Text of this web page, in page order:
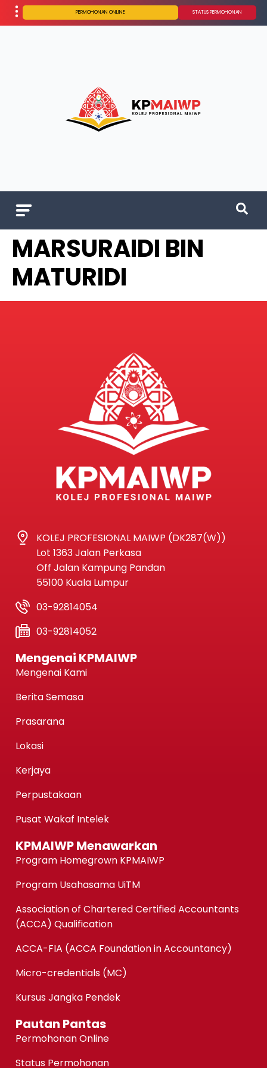
PERMOHONAN ONLINE STATUS PERMOHONAN
MARSURAIDI BIN
MATURIDI
KOLEJ PROFESIONAL MAIWP (DK287(W))
Lot 1363 Jalan Perkasa
Off Jalan Kampung Pandan
55100 Kuala Lumpur
03-92814054
03-92814052
Mengenai KPMAIWP
Mengenai Kami
Berita Semasa
Prasarana
Lokasi
Kerjaya
Perpustakaan
Pusat Wakaf Intelek
KPMAIWP Menawarkan
Program Homegrown KPMAIWP
Program Usahasama UiTM
Association of Chartered Certified Accountants
(ACCA) Qualification
ACCA-FIA (ACCA Foundation in Accountancy)
Micro-credentials (MC)
Kursus Jangka Pendek
Pautan Pantas
Permohonan Online
Status Permohonan